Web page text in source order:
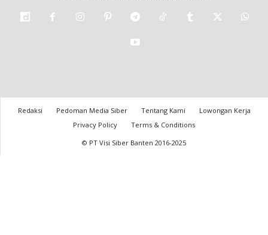
Redaksi Pedoman Media Siber Tentang Kami
Lowongan Kerja
Privacy Policy
Terms & Conditions
© PT Visi Siber Banten 2016-2025